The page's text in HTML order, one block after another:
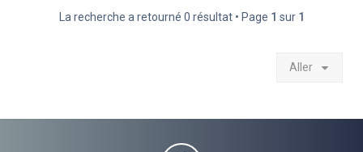
La recherche a retourné 0 résultat • Page 1 sur 1
Aller